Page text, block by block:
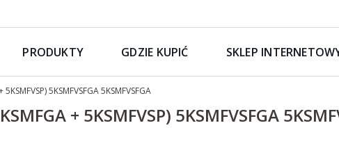
PRODUKTY GDZIE KUPIĆ SKLEP
5KSMFVSFGA 5KSMFVSFGA
+ 5KSMFVSP) 5KSMFVSFGA